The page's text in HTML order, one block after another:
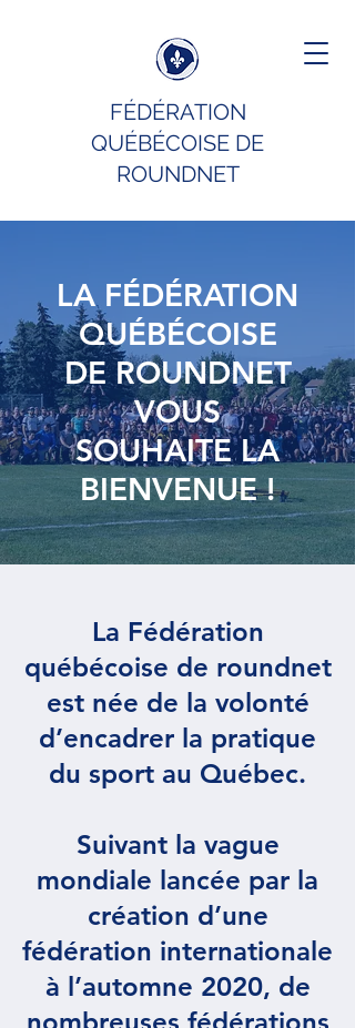
FÉDÉRATION
QUÉBÉCOISE DE
ROUNDNET
LA FÉDÉRATION
QUÉBÉCOISE
DE ROUNDNET
VOUS
SOUHAITE LA
BIENVENUE !
La Fédération
québécoise de roundnet
est née de la volonté
d’encadrer la pratique
du sport au Québec.
Suivant la vague
mondiale lancée par la
création d’une
fédération internationale
à l’automne 2020, de